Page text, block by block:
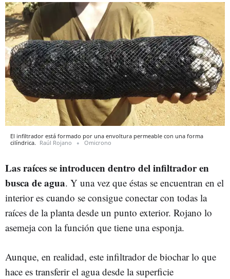
El infiltrador está formado por una envoltura permeable con una forma
cilíndrica. Raúl Rojano Omicrono
Las raíces se introducen dentro del infiltrador en
busca de agua. Y una vez que éstas se encuentran en el
interior es cuando se consigue conectar con todas la
raíces de la planta desde un punto exterior. Rojano lo
asemeja con la función que tiene una esponja.
Aunque, en realidad, este infiltrador de biochar lo que
hace es transferir el agua desde la superficie